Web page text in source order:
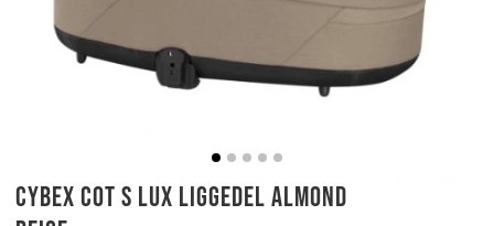
Cybex Cot S LUX Liggedel Almond